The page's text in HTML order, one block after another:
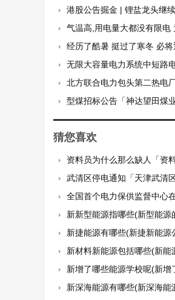
港股公告掘金 | 锂盐龙头继续发力 上
气温高,用电量大都没有限电 为何
经历了酷暑 挺过了寒冬 必将迎
无限大容量电力系统中短路
北方联合电力包头第二热电厂
型煤招标公告「神达望田煤业
猜您喜欢
资料员为什么那么缺人「资料
武清区停电通知「天津武清
全国首个电力保供监督中心
新新型能源指哪些(新型能源
新捷能源有哪些(新捷新能源
新材料新能源包括哪些(新能
新增了哪些能源学校呢(新增
新深海能源有哪些(新深海能